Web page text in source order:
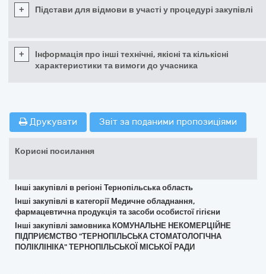
+ Підстави для відмови в участі у процедурі закупівлі
+
Інформація про інші технічні, якісні та кількісні
характеристики та вимоги до учасника
Друкувати Звіт за поданими пропозиціями
Корисні посилання
Інші закупівлі в регіоні Тернопільська область
Інші закупівлі в категорії Медичне обладнання,
фармацевтична продукція та засоби особистої гігієни
Інші закупівлі замовника КОМУНАЛЬНЕ НЕКОМЕРЦІЙНЕ
ПІДПРИЄМСТВО "ТЕРНОПІЛЬСЬКА СТОМАТОЛОГІЧНА
ПОЛІКЛІНІКА" ТЕРНОПІЛЬСЬКОЇ МІСЬКОЇ РАДИ